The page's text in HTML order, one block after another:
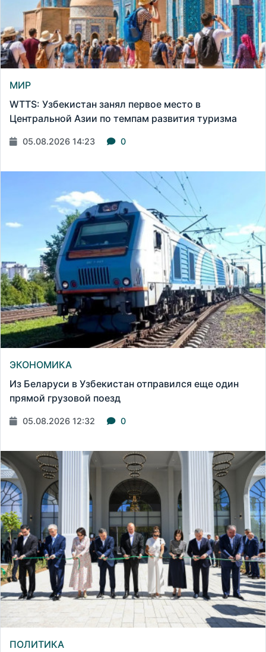
МИР
WTTS: Узбекистан занял первое место в
Центральной Азии по темпам развития туризма
05.08.2026 14:23 0
ЭКОНОМИКА
Из Беларуси в Узбекистан отправился еще один
прямой грузовой поезд
05.08.2026 12:32 0
ПОЛИТИКА